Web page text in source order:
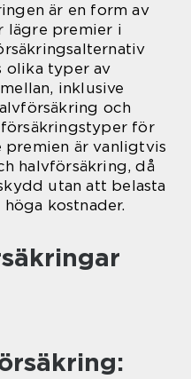
är en form av
lägre premier i
olika typer av
inklusive
och
för
är vanligtvis
halvförsäkring, då
utan att belasta
kostnader.